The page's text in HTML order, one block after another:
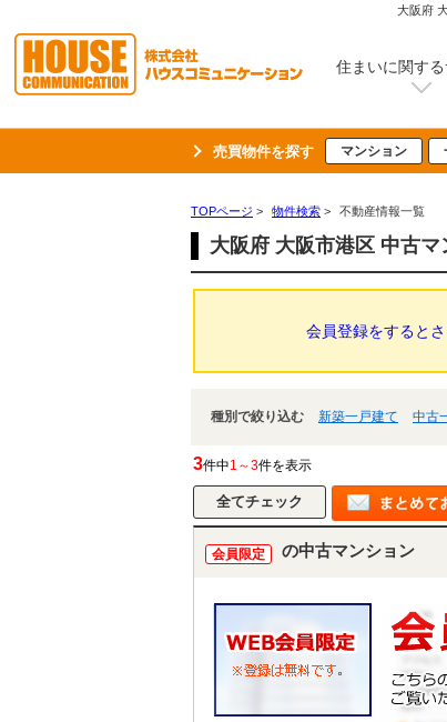
大阪府
住まいに関す
売買物件を探す マンション
TOPページ > 物件検索 > 不動産情報一覧
大阪府 大阪市港区 中古
会員登録をすると
種別で絞り込む 新築一戸建て 中古
3件中1～3件を表示
会員限定 の中古マンション